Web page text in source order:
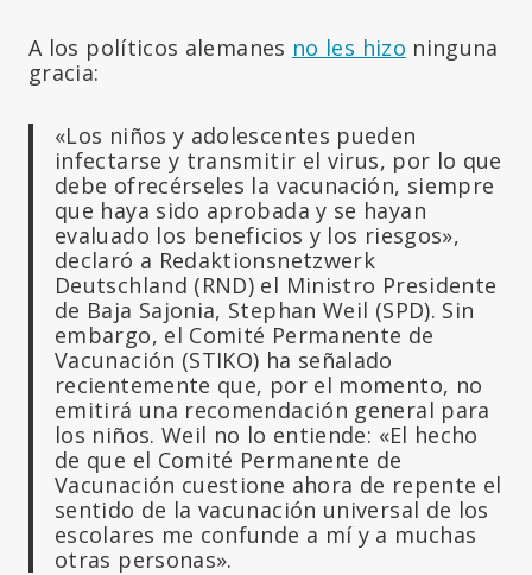
A los políticos alemanes no les hizo ninguna
gracia:
«Los niños y adolescentes pueden
infectarse y transmitir el virus, por lo que
debe ofrecérseles la vacunación, siempre
que haya sido aprobada y se hayan
evaluado los beneficios y los riesgos»,
declaró a Redaktionsnetzwerk
Deutschland (RND) el Ministro Presidente
de Baja Sajonia, Stephan Weil (SPD). Sin
embargo, el Comité Permanente de
Vacunación (STIKO) ha señalado
recientemente que, por el momento, no
emitirá una recomendación general para
los niños. Weil no lo entiende: «El hecho
de que el Comité Permanente de
Vacunación cuestione ahora de repente el
sentido de la vacunación universal de los
escolares me confunde a mí y a muchas
otras personas».